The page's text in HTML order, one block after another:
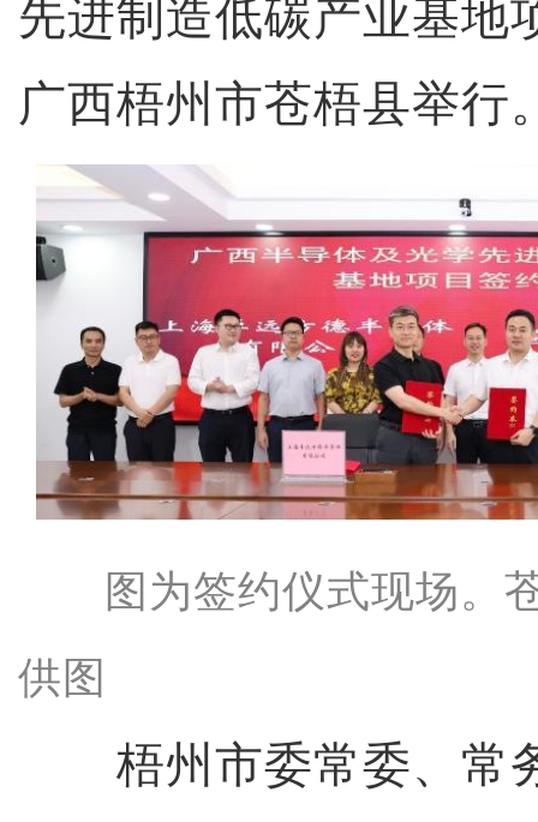
先进制造低碳产业基地
广西梧州市苍梧县举行
图为签约仪式现场。
供图
梧州市委常委、常